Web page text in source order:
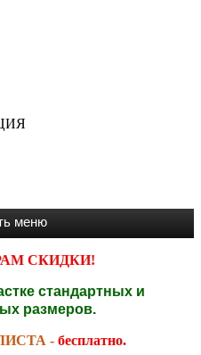
СКИДКИ!
стандартных и
размеров.
- бесплатно.